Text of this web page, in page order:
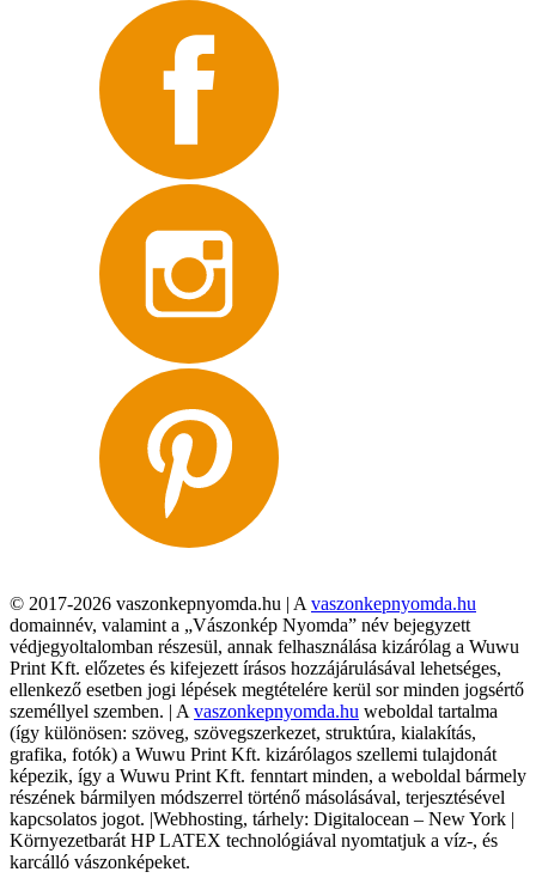
© 2017-2026 vaszonkepnyomda.hu | A vaszonkepnyomda.hu
domainnév, valamint a „Vászonkép Nyomda” név bejegyzett
védjegyoltalomban részesül, annak felhasználása kizárólag a Wuwu
Print Kft. előzetes és kifejezett írásos hozzájárulásával lehetséges,
ellenkező esetben jogi lépések megtételére kerül sor minden jogsértő
személlyel szemben. | A vaszonkepnyomda.hu weboldal tartalma
(így különösen: szöveg, szövegszerkezet, struktúra, kialakítás,
grafika, fotók) a Wuwu Print Kft. kizárólagos szellemi tulajdonát
képezik, így a Wuwu Print Kft. fenntart minden, a weboldal bármely
részének bármilyen módszerrel történő másolásával, terjesztésével
kapcsolatos jogot. |Webhosting, tárhely: Digitalocean – New York |
Környezetbarát HP LATEX technológiával nyomtatjuk a víz-, és
karcálló vászonképeket.